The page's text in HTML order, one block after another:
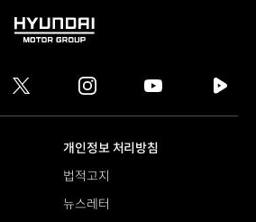
HYUNDAI
GROUP
twitter instagram
tv
개인정보 처리방침
법적고지
뉴스레터